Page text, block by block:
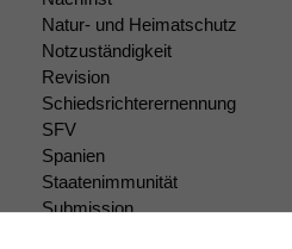
Natur- und Heimatschutz
Notzuständigkeit
Revision
Schiedsrichterernennung
SFV
Spanien
Staatenimmunität
Submission